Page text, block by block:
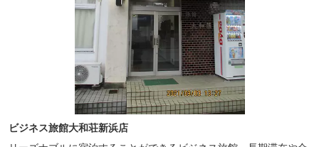
ビジネス旅館大和荘新浜店